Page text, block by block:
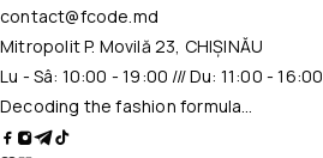
contact@fcode.md
Mitropolit P. Movilă 23, CHIȘINĂU
Lu - Sâ: 10:00 - 19:00 /// Du: 11:00 - 16:00
Decoding the fashion formula…